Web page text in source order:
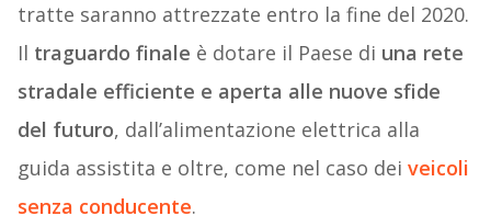
tratte saranno attrezzate entro la fine del 2020.
Il traguardo finale è dotare il Paese di una rete
stradale efficiente e aperta alle nuove sfide
del futuro, dall’alimentazione elettrica alla
guida assistita e oltre, come nel caso dei veicoli
senza conducente.